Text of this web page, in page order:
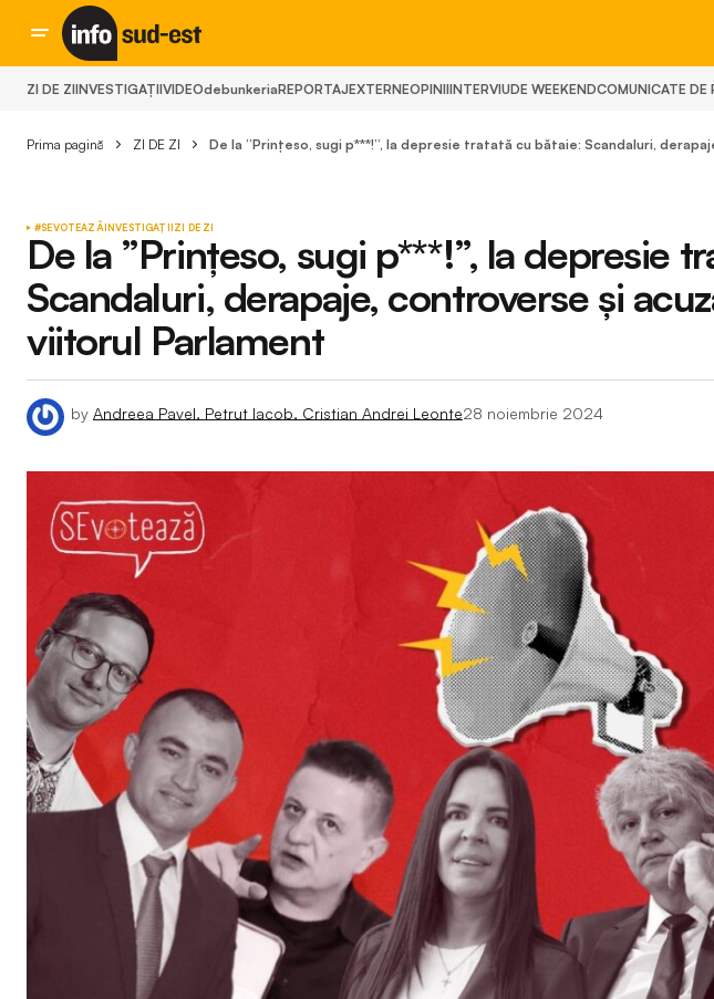
ZI DE ZIINVESTIGAȚIIVIDEOdebunkeriaREPORTAJEXTERNEOPINIIINTERVIUDE WEEKENDCOMUNICATE DE
Prima pagină ZI DE ZI De la ”Prințeso, sugi p***!”, la depresie tratată cu bătaie: Scandaluri,
#SEVOTEAZĂINVESTIGAȚIIZI DE ZI
De la ”Prințeso, sugi p***!”, la depresie
Scandaluri, derapaje, controverse și
viitorul Parlament
by Andreea Pavel, Petrut Iacob, Cristian Andrei Leonte28 noiembrie 2024